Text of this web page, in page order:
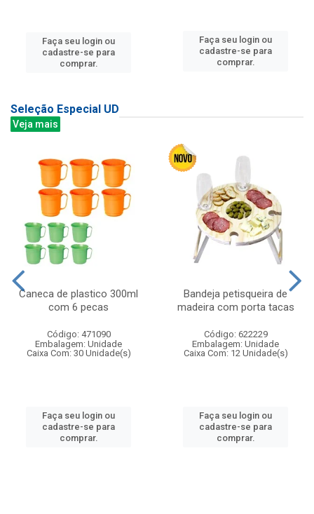
Faça seu login ou
cadastre-se para
comprar.
Faça seu login ou
cadastre-se para
comprar.
Seleção Especial UD
Veja mais
Caneca de plastico 300ml
com 6 pecas
Código: 471090
Embalagem: Unidade
Caixa Com: 30 Unidade(s)
Faça seu login ou
cadastre-se para
comprar.
Bandeja petisqueira de
madeira com porta tacas
Código: 622229
Embalagem: Unidade
Caixa Com: 12 Unidade(s)
Faça seu login ou
cadastre-se para
comprar.